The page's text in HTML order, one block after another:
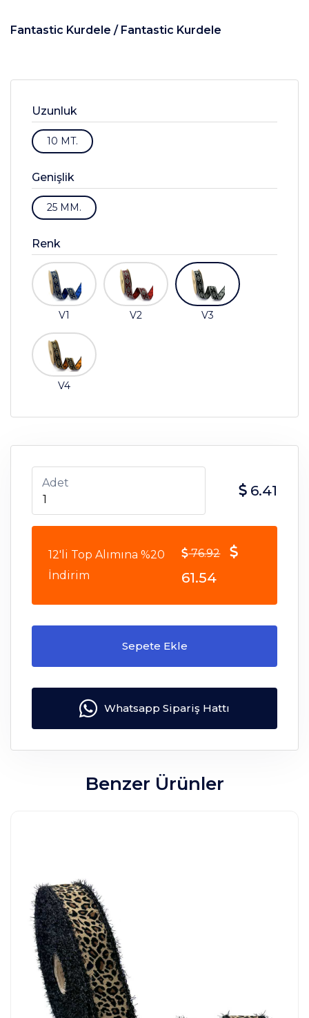
Fantastic Kurdele / Fantastic Kurdele
Uzunluk
10 MT.
Genişlik
25 MM.
Renk
V1 V2 V3
V4
Adet 6.41
12'li Top Alımına %20
İndirim
76.92
61.54
Sepete Ekle
Whatsapp Sipariş Hattı
Benzer Ürünler